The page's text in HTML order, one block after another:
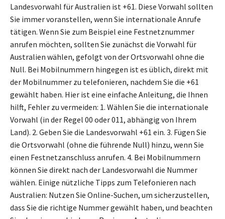
Landesvorwahl für Australien ist +61. Diese Vorwahl sollten
Sie immer voranstellen, wenn Sie internationale Anrufe
tätigen. Wenn Sie zum Beispiel eine Festnetznummer
anrufen möchten, sollten Sie zunächst die Vorwahl für
Australien wählen, gefolgt von der Ortsvorwahl ohne die
Null. Bei Mobilnummern hingegen ist es üblich, direkt mit
der Mobilnummer zu telefonieren, nachdem Sie die +61
gewählt haben. Hier ist eine einfache Anleitung, die Ihnen
hilft, Fehler zu vermeiden: 1. Wählen Sie die internationale
Vorwahl (in der Regel 00 oder 011, abhängig von Ihrem
Land). 2. Geben Sie die Landesvorwahl +61 ein. 3. Fügen Sie
die Ortsvorwahl (ohne die führende Null) hinzu, wenn Sie
einen Festnetzanschluss anrufen. 4. Bei Mobilnummern
können Sie direkt nach der Landesvorwahl die Nummer
wählen. Einige nützliche Tipps zum Telefonieren nach
Australien: Nutzen Sie Online-Suchen, um sicherzustellen,
dass Sie die richtige Nummer gewählt haben, und beachten